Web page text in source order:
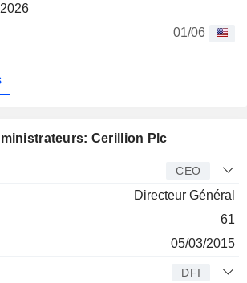
01/06
Cerillion Plc
CEO
Directeur Général
61
05/03/2015
DFI